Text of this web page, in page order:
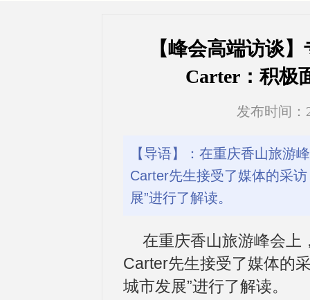
【峰会高端访谈
Carter：积极
发布时间：
【导语】：在重庆香山旅游
Carter先生接受了媒体的采
展”进行了解读。
在重庆香山旅游峰会上
Carter先生接受了媒体的
城市发展”进行了解读。